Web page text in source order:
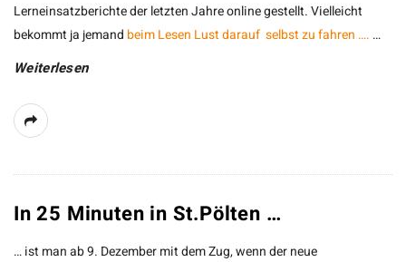
Lerneinsatzberichte der letzten Jahre online gestellt. Vielleicht
bekommt ja jemand beim Lesen Lust darauf selbst zu fahren …. …
Weiterlesen
In 25 Minuten in St.Pölten …
… ist man ab 9. Dezember mit dem Zug, wenn der neue